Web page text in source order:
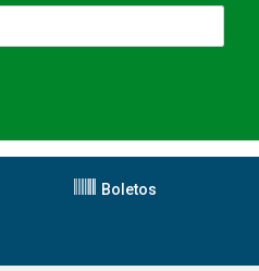
Boletos